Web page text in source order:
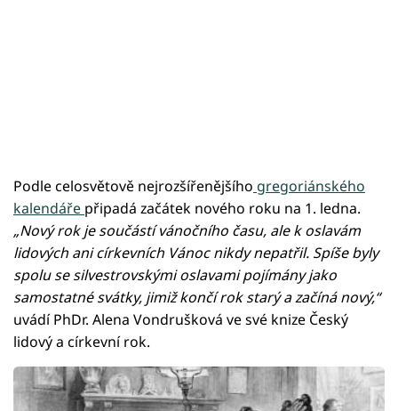
Podle celosvětově nejrozšířenějšího gregoriánského
kalendáře připadá začátek nového roku na 1. ledna.
„Nový rok je součástí vánočního času, ale k oslavám
lidových ani církevních Vánoc nikdy nepatřil. Spíše byly
spolu se silvestrovskými oslavami pojímány jako
samostatné svátky, jimiž končí rok starý a začíná nový,“
uvádí PhDr. Alena Vondrušková ve své knize Český
lidový a církevní rok.